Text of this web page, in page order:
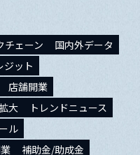
チェーン
国内外データ
ジット
店舗開業
大
トレンドニュース
ル
補助金/助成金